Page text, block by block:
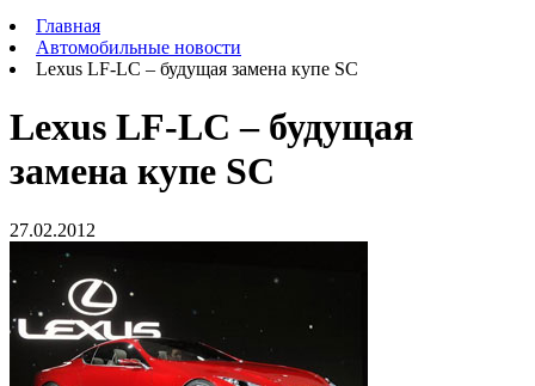
Главная
Автомобильные новости
Lexus LF-LC – будущая замена купе SC
Lexus LF-LC – будущая
замена купе SC
27.02.2012